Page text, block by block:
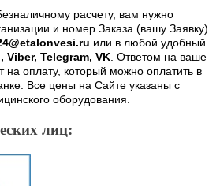
расчету, вам нужно
и номер Заказа (вашу Заявку)
или в любой удобный
Viber, Telegram, VK. Ответом на ваше
оплату, который можно оплатить в
Все цены на Сайте указаны с
оборудования.
лиц: